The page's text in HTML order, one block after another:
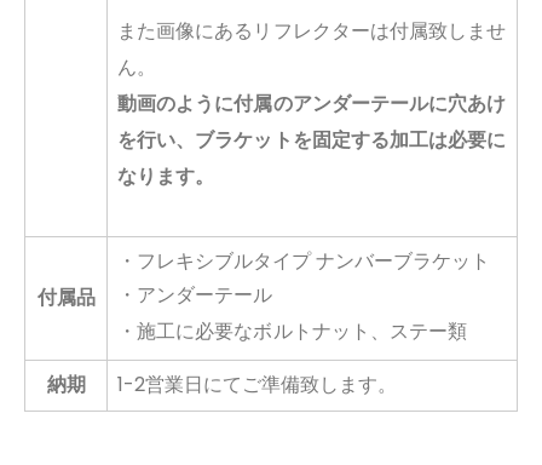
また画像にあるリフレクターは付属致しませ
ん。
動画のように付属のアンダーテールに穴あけ
を行い、ブラケットを固定する加工は必要に
なります。
付属品
・フレキシブルタイプ ナンバーブラケット
・アンダーテール
・施工に必要なボルトナット、ステー類
納期
1-2営業日にてご準備致します。